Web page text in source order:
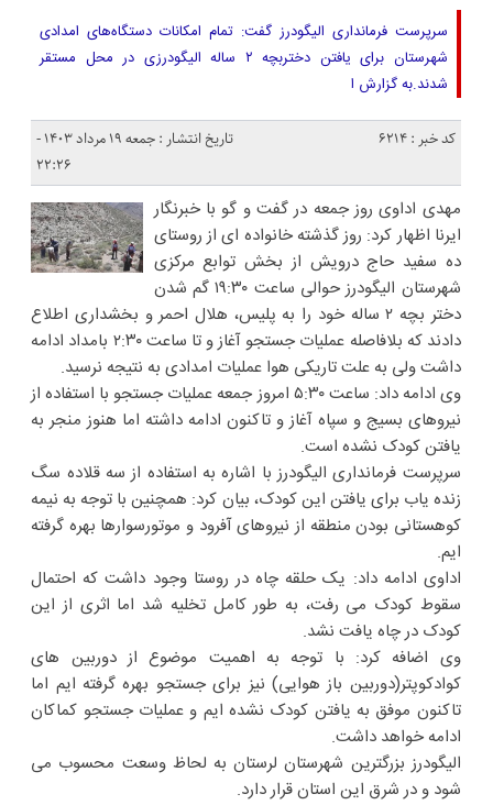
سرپرست فرمانداری الیگودرز گفت: تمام امکانات دستگاه‌های امدادی
شهرستان برای یافتن دختربچه ۲ ساله الیگودرزی در محل مستقر
شدند.به گزارش ا
کد خبر : 6214
تاریخ انتشار : جمعه ۱۹ مرداد ۱۴۰۳ -
۲۲:۲۶
مهدی اداوی روز جمعه در گفت و گو با خبرنگار
ایرنا اظهار کرد:‌ روز گذشته خانواده ای از روستای
ده سفید حاج درویش از بخش توابع مرکزی
شهرستان الیگودرز حوالی ساعت ۱۹:۳۰ گم شدن
دختر بچه ۲ ساله خود را به پلیس، هلال احمر و بخشداری اطلاع
دادند که بلافاصله عملیات جستجو آغاز و تا ساعت ۲:۳۰ بامداد ادامه
داشت ولی به علت تاریکی هوا عملیات امدادی به نتیجه نرسید.
وی ادامه داد: ساعت ۵:۳۰ امروز جمعه عملیات جستجو با استفاده از
نیروهای بسیج و سپاه آغاز و تاکنون ادامه داشته اما هنوز منجر به
یافتن کودک نشده است.
سرپرست فرمانداری الیگودرز با اشاره به استفاده از سه قلاده سگ
زنده یاب برای یافتن این کودک، بیان کرد: همچنین با توجه به نیمه
کوهستانی بودن منطقه از نیروهای آفرود و موتورسوارها بهره گرفته
ایم.
اداوی ادامه داد: یک حلقه چاه در روستا وجود داشت که احتمال
سقوط کودک می رفت، به طور کامل تخلیه شد اما اثری از این
کودک در چاه یافت نشد.
وی اضافه کرد: با توجه به اهمیت موضوع از دوربین های
کوادکوپتر(دوربین باز هوایی) نیز برای جستجو بهره گرفته ایم اما
تاکنون موفق به یافتن کودک نشده ایم و عملیات جستجو کماکان
ادامه خواهد داشت.
الیگودرز بزرگترین شهرستان لرستان به لحاظ وسعت محسوب می
شود و در شرق این استان قرار دارد.